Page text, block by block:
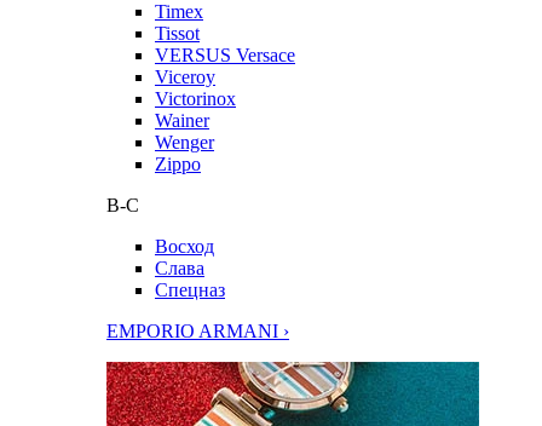
Timex
Tissot
VERSUS Versace
Viceroy
Victorinox
Wainer
Wenger
Zippo
В-С
Восход
Слава
Спецназ
EMPORIO ARMANI ›